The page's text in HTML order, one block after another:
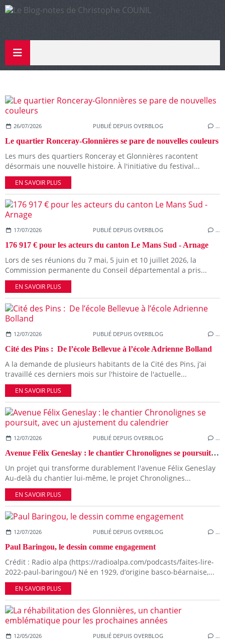
26/07/2026 PUBLIÉ DEPUIS OVERBLOG …
Le quartier Ronceray-Glonnières se pare de nouvelles couleurs
Les murs des quartiers Ronceray et Glonnières racontent
désormais une nouvelle histoire. À l'initiative du festival...
EN SAVOIR PLUS
17/07/2026 PUBLIÉ DEPUIS OVERBLOG …
176 917 € pour les acteurs du canton Le Mans Sud - Arnage
Lors de ses réunions du 7 mai, 5 juin et 10 juillet 2026, la
Commission permanente du Conseil départemental a pris...
EN SAVOIR PLUS
12/07/2026 PUBLIÉ DEPUIS OVERBLOG …
Cité des Pins : De l’école Bellevue à l’école Adrienne Bolland
A la demande de plusieurs habitants de la Cité des Pins, j’ai
travaillé ces derniers mois sur l'histoire de l'actuelle...
EN SAVOIR PLUS
12/07/2026 PUBLIÉ DEPUIS OVERBLOG …
Avenue Félix Geneslay : le chantier Chronolignes se poursuit, avec un ajustement du calendrier
Un projet qui transforme durablement l'avenue Félix Geneslay
Au-delà du chantier lui-même, le projet Chronolignes...
EN SAVOIR PLUS
12/07/2026 PUBLIÉ DEPUIS OVERBLOG …
Paul Baringou, le dessin comme engagement
Crédit : Radio alpa (https://radioalpa.com/podcasts/faites-lire-
2022-paul-baringou/) Né en 1929, d’origine basco-béarnaise,...
EN SAVOIR PLUS
12/05/2026 PUBLIÉ DEPUIS OVERBLOG …